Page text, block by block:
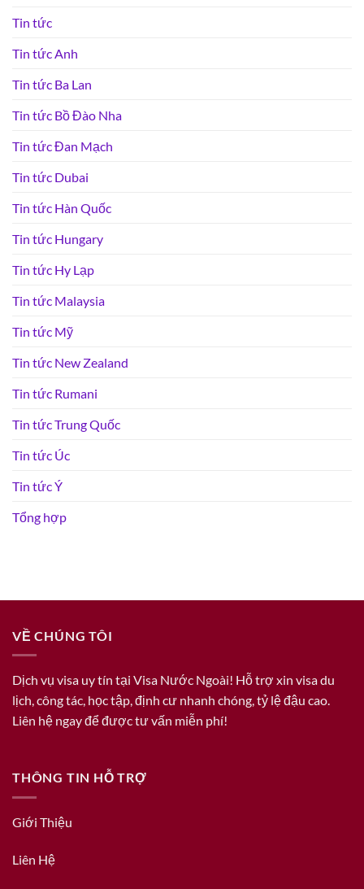
Tin tức
Tin tức Anh
Tin tức Ba Lan
Tin tức Bồ Đào Nha
Tin tức Đan Mạch
Tin tức Dubai
Tin tức Hàn Quốc
Tin tức Hungary
Tin tức Hy Lạp
Tin tức Malaysia
Tin tức Mỹ
Tin tức New Zealand
Tin tức Rumani
Tin tức Trung Quốc
Tin tức Úc
Tin tức Ý
Tổng hợp
VỀ CHÚNG TÔI
Dịch vụ visa uy tín tại Visa Nước Ngoài! Hỗ trợ xin visa du
lịch, công tác, học tập, định cư nhanh chóng, tỷ lệ đậu cao.
Liên hệ ngay để được tư vấn miễn phí!
THÔNG TIN HỖ TRỢ
Giới Thiệu
Liên Hệ